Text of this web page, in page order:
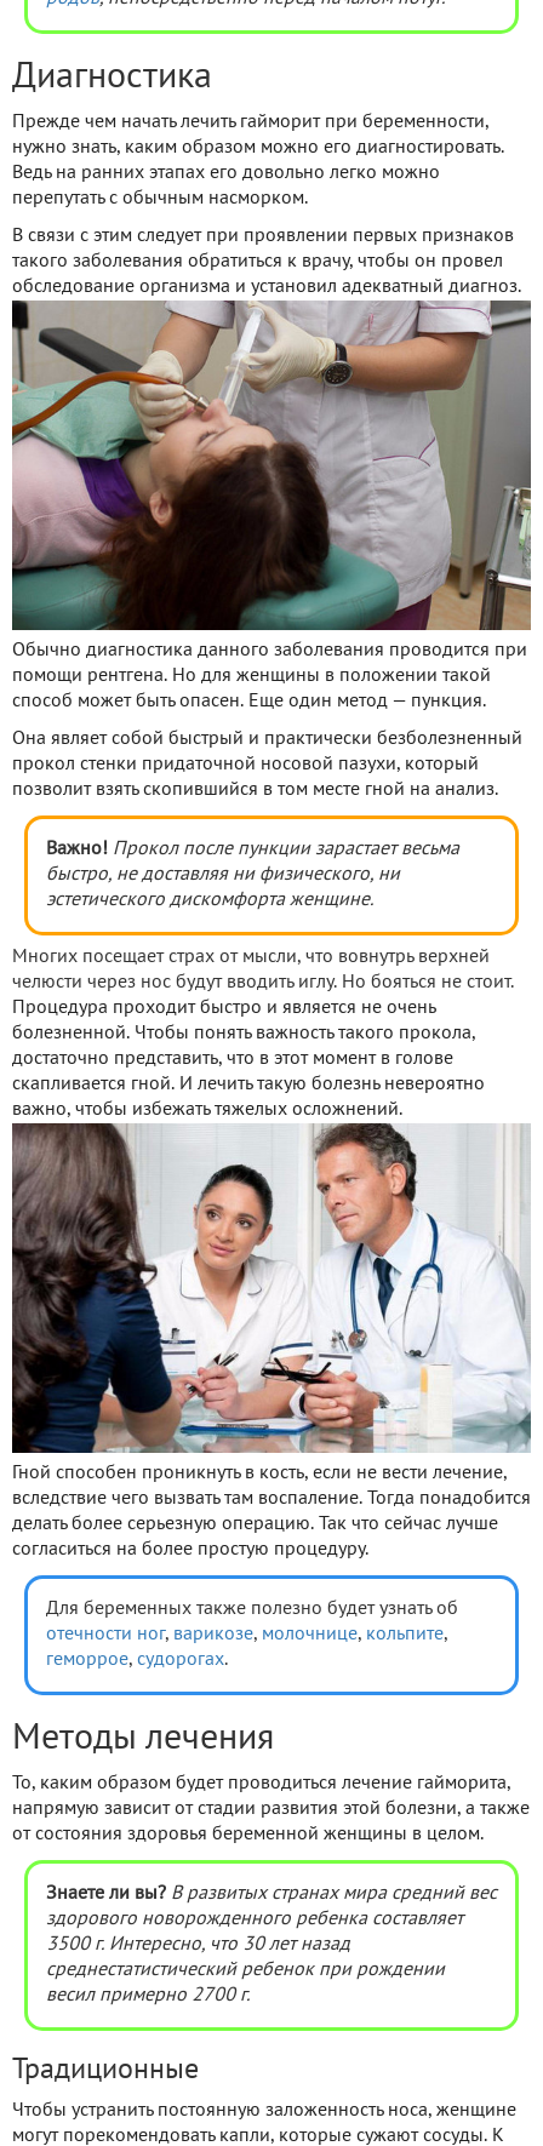
Диагностика
Прежде чем начать лечить гайморит при беременности,
нужно знать, каким образом можно его диагностировать.
Ведь на ранних этапах его довольно легко можно
перепутать с обычным насморком.
В связи с этим следует при проявлении первых признаков
такого заболевания обратиться к врачу, чтобы он провел
обследование организма и установил адекватный диагноз.
Обычно диагностика данного заболевания проводится при
помощи рентгена. Но для женщины в положении такой
способ может быть опасен. Еще один метод — пункция.
Она являет собой быстрый и практически безболезненный
прокол стенки придаточной носовой пазухи, который
позволит взять скопившийся в том месте гной на анализ.
Важно! Прокол после пункции зарастает весьма
быстро, не доставляя ни физического, ни
эстетического дискомфорта женщине.
Многих посещает страх от мысли, что вовнутрь верхней
челюсти через нос будут вводить иглу. Но бояться не стоит.
Процедура проходит быстро и является не очень
болезненной. Чтобы понять важность такого прокола,
достаточно представить, что в этот момент в голове
скапливается гной. И лечить такую болезнь невероятно
важно, чтобы избежать тяжелых осложнений.
Гной способен проникнуть в кость, если не вести лечение,
вследствие чего вызвать там воспаление. Тогда понадобится
делать более серьезную операцию. Так что сейчас лучше
согласиться на более простую процедуру.
Для беременных также полезно будет узнать об
отечности ног, варикозе, молочнице, кольпите,
геморрое, судорогах.
Методы лечения
То, каким образом будет проводиться лечение гайморита,
напрямую зависит от стадии развития этой болезни, а также
от состояния здоровья беременной женщины в целом.
Знаете ли вы? В развитых странах мира средний вес
здорового новорожденного ребенка составляет
3500 г. Интересно, что 30 лет назад
среднестатистический ребенок при рождении
весил примерно 2700 г.
Традиционные
Чтобы устранить постоянную заложенность носа, женщине
могут порекомендовать капли, которые сужают сосуды. К